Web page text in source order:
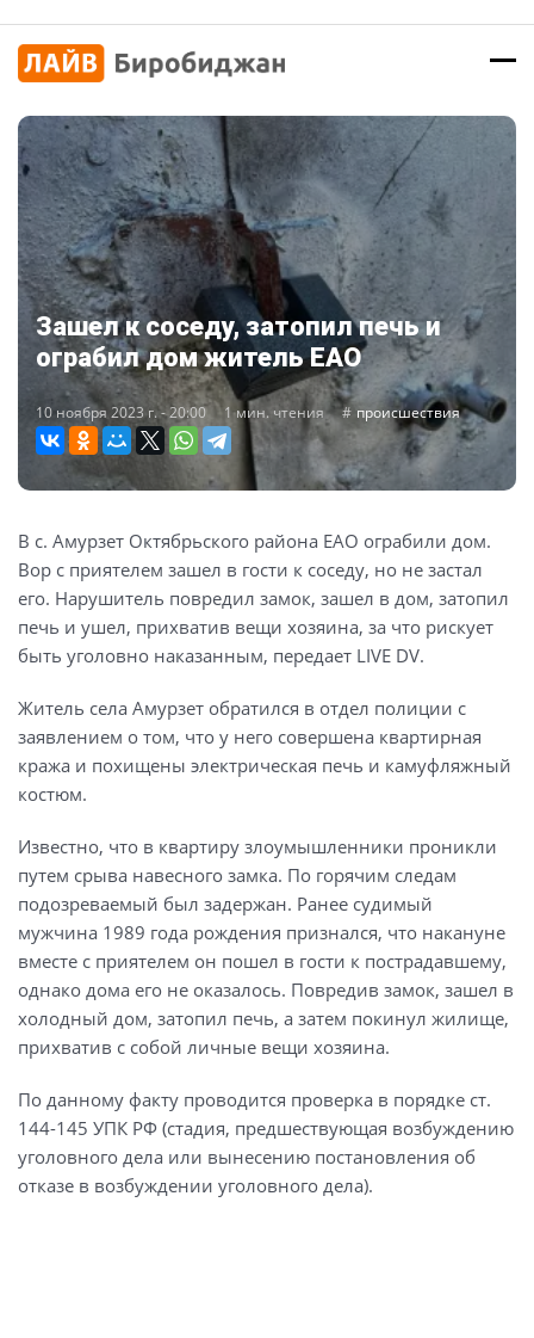
Зашел к соседу, затопил печь и
ограбил дом житель ЕАО
10 ноября 2023 г. - 20:00 1 мин. чтения происшествия
В с. Амурзет Октябрьского района ЕАО ограбили дом.
Вор с приятелем зашел в гости к соседу, но не застал
его. Нарушитель повредил замок, зашел в дом, затопил
печь и ушел, прихватив вещи хозяина, за что рискует
быть уголовно наказанным, передает LIVE DV.
Житель села Амурзет обратился в отдел полиции с
заявлением о том, что у него совершена квартирная
кража и похищены электрическая печь и камуфляжный
костюм.
Известно, что в квартиру злоумышленники проникли
путем срыва навесного замка. По горячим следам
подозреваемый был задержан. Ранее судимый
мужчина 1989 года рождения признался, что накануне
вместе с приятелем он пошел в гости к пострадавшему,
однако дома его не оказалось. Повредив замок, зашел в
холодный дом, затопил печь, а затем покинул жилище,
прихватив с собой личные вещи хозяина.
По данному факту проводится проверка в порядке ст.
144-145 УПК РФ (стадия, предшествующая возбуждению
уголовного дела или вынесению постановления об
отказе в возбуждении уголовного дела).